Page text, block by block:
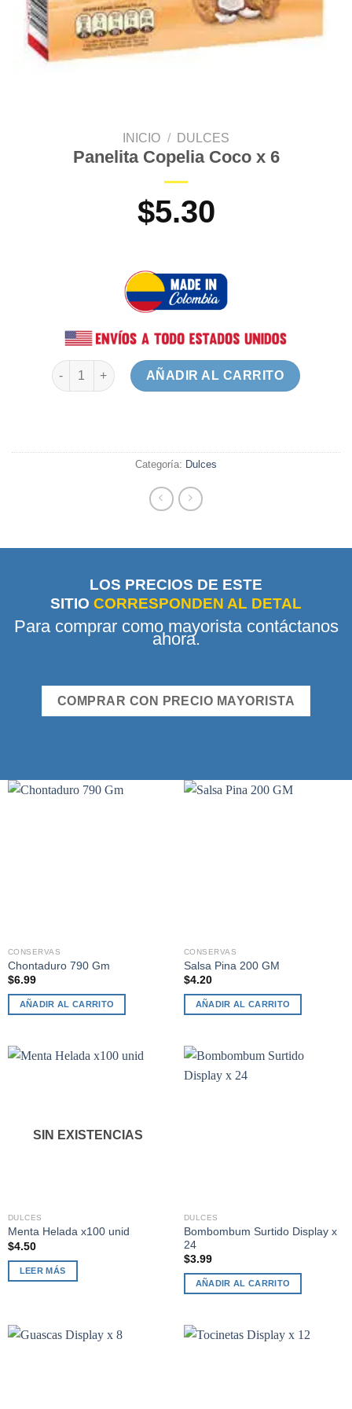
INICIO / DULCES
Panelita Copelia Coco x 6
$5.30
Panelita Copelia Coco x 6 cantidad
AÑADIR AL CARRITO
Categoría: Dulces
LOS PRECIOS DE ESTE
SITIO CORRESPONDEN AL DETAL
Para comprar como mayorista contáctanos
ahora.
COMPRAR CON PRECIO MAYORISTA
CONSERVAS
Chontaduro 790 Gm
$6.99
AÑADIR AL CARRITO
CONSERVAS
Salsa Pina 200 GM
$4.20
AÑADIR AL CARRITO
SIN EXISTENCIAS
DULCES
Menta Helada x100 unid
$4.50
LEER MÁS
DULCES
Bombombum Surtido Display x
24
$3.99
AÑADIR AL CARRITO